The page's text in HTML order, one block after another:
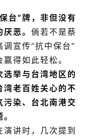
台”牌，非但没有
恶。 倘若不是蔡
宣传“抗中保台”
得如此轻松。
选举与台湾地区的
湾老百姓关心的不
染、台北南港交
演讲时，几次提到